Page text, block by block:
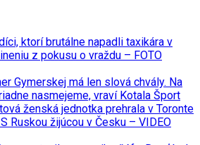
ktorí brutálne napadli taxikára v
z pokusu o vraždu – FOTO
Gymerskej má len slová chvály. Na
nasmejeme, vraví Kotala Šport
ženská jednotka prehrala v Toronte
Ruskou žijúcou v Česku – VIDEO